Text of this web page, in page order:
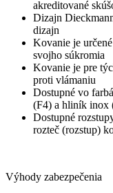
akreditované
Dizajn
dizajn
Kovanie je
svojho súkromia
Kovanie je pre
proti vlámaniu
Dostupné vo
(F4) a hliník inox
Dostupné
rozteč (rozstup)
Výhody zabezpečenia